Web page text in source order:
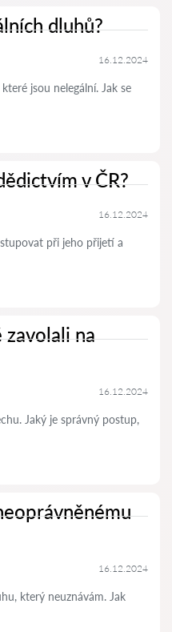
dluhů?
16.12.2024
jsou nelegální. Jak se
v ČR?
16.12.2024
při jeho přijetí a
zavolali na
16.12.2024
Jaký je správný postup,
16.12.2024
který neuznávám. Jak